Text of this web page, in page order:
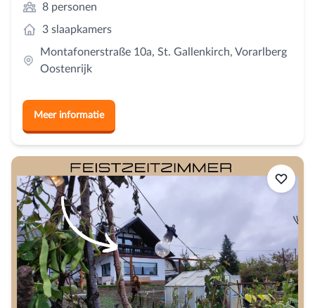
8 personen
3 slaapkamers
Montafonerstraße 10a, St. Gallenkirch, Vorarlberg
Oostenrijk
Meer informatie